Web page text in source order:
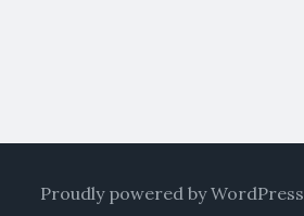
Proudly powered by WordPress